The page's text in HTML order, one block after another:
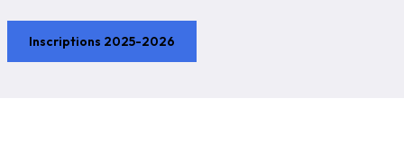
Inscriptions 2025-2026